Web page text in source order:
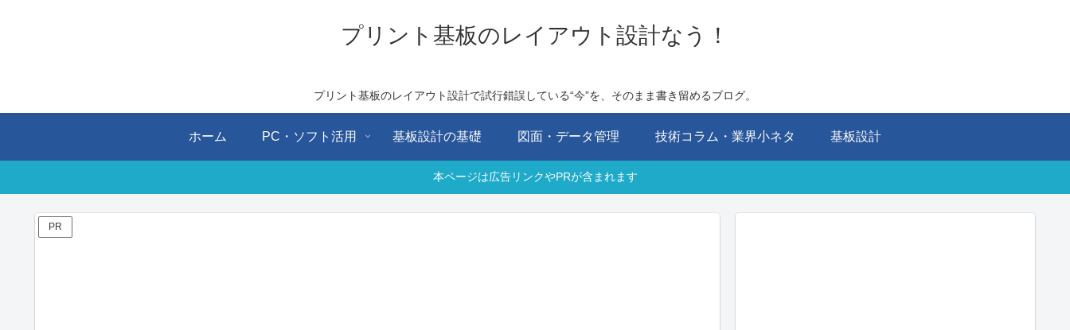
プリント基板のレイアウト設計なう！
プリント基板のレイアウト設計で試行錯誤している“今”を、そのまま書き留めるブログ。
ホーム PC・ソフト活用 基板設計の基礎 図面・データ管理 技術コラム・業界小ネタ 基板設計
本ページは広告リンクやPRが含まれます
PR